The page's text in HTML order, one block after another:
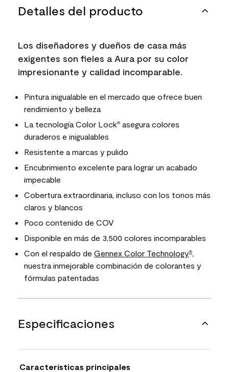
Detalles del producto
Los diseñadores y dueños de casa más
exigentes son fieles a Aura por su color
impresionante y calidad incomparable.
Pintura inigualable en el mercado que ofrece buen
rendimiento y belleza
La tecnología Color Lock® asegura colores
duraderos e inigualables
Resistente a marcas y pulido
Encubrimiento excelente para lograr un acabado
impecable
Cobertura extraordinaria, incluso con los tonos más
claros y blancos
Poco contenido de COV
Disponible en más de 3,500 colores incomparables
Con el respaldo de Gennex Color Technology®,
nuestra inmejorable combinación de colorantes y
fórmulas patentadas
Especificaciones
Características principales